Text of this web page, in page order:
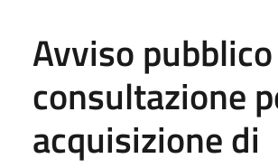
Avviso
consultazione
acquisizione di